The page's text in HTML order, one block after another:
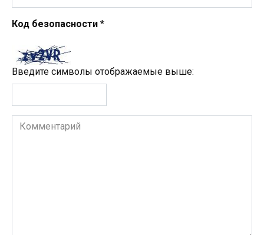
*
Код безопасности *
Введите символы отображаемые выше:
Комментарий